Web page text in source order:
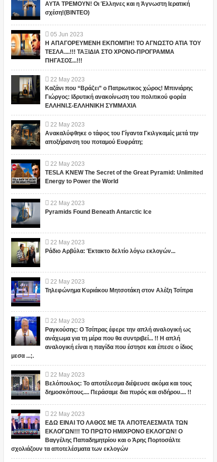
ΑΥΤΑ ΤΡΕΜΟΥΝ! Οι Έλληνες και η Άγνωστη Ιερατική
σχέση!(ΒΙΝΤΕΟ)
05 Jun 2023
Η ΑΠΑΓΟΡΕΥΜΕΝΗ ΕΚΠΟΜΠΗ! ΤΟ ΑΓΝΩΣΤΟ ΑΤΙΑ ΤΟΥ
ΤΕΣΛΑ....!!! ΤΑΞΙΔΙΑ ΣΤΟ ΧΡΟΝΟ-ΠΡΟΓΡΑΜΜΑ
ΠΗΓΑΣΟΣ...!!!
22 May 2023
Καζάνι που “Βράζει” ο Πατριωτικος χώρος! Μπινιάρης
Γιώργος: Ιδρυτική ανακοίνωση του πολιτικού φορέα
ΕΛΛΗΝΙ.Σ-ΕΛΛΗΝΙΚΗ ΣΥΜΜΑΧΙΑ
22 May 2023
Ανακαλύφθηκε ο τάφος του Γίγαντα Γκιλγκαμές μετά την
αποξήρανση του ποταμού Ευφράτη;
22 May 2023
TESLA KNEW The Secret of the Great Pyramid: Unlimited
Energy to Power the World
22 May 2023
Pyramids Found Beneath Antarctic Ice
22 May 2023
Ράδιο Αρβύλα: Έκτακτο δελτίο λόγω εκλογών...
22 May 2023
Τηλεφώνημα Κυριάκου Μητσοτάκη στον Αλέξη Τσίπρα
22 May 2023
Ραγκούσης: Ο Τσίπρας έφερε την απλή αναλογική ως
ανάχωμα για τη μέρα που θα συντριβεί... !! Η απλή
αναλογική είναι η παγίδα που έστησε και έπεσε ο ίδιος
μεσα ...;.
22 May 2023
Βελόπουλος: Το αποτέλεσμα διέψευσε ακόμα και τους
δημοσκόπους.... Περάσαμε δια πυρός και σιδήρου.... !!
22 May 2023
ΕΔΩ ΕΙΝΑΙ ΤΟ ΛΑΘΟΣ ΜΕ ΤΑ ΑΠΟΤΕΛΕΣΜΑΤΑ ΤΩΝ
ΕΚΛΟΓΩΝ!!! ΤΟ ΠΡΩΤΟ ΗΜΙΧΡΟΝΟ ΕΚΛΟΓΩΝ! Ο
Βαγγέλης Παπαδημητρίου και ο Άρης Πορτοσάλτε
σχολιάζουν τα αποτελέσματα των εκλογών